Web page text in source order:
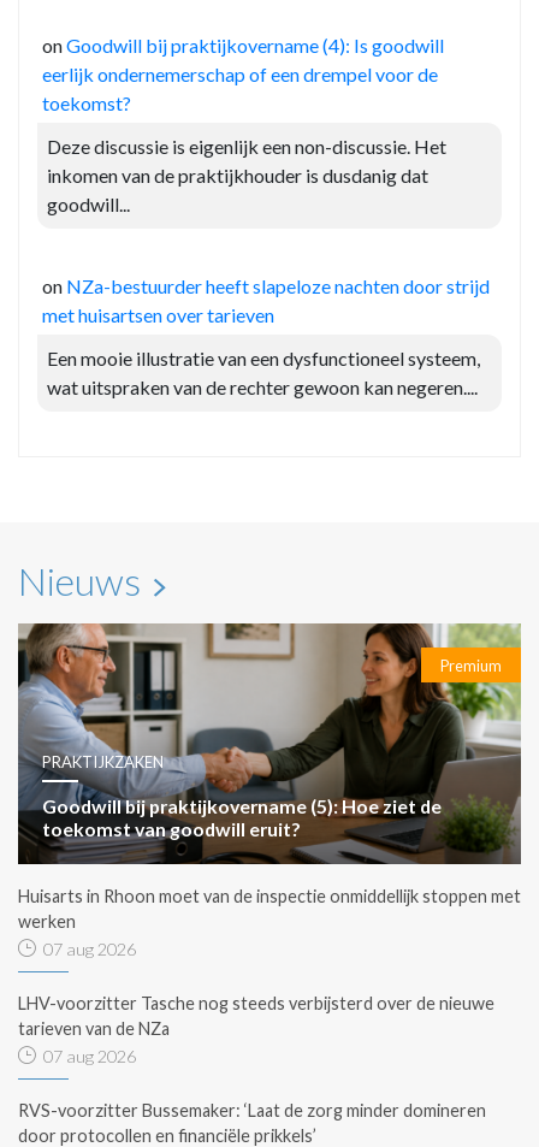
onGoodwill bij praktijkovername (4): Is goodwill
eerlijk ondernemerschap of een drempel voor de
toekomst?
Deze discussie is eigenlijk een non-discussie. Het
inkomen van de praktijkhouder is dusdanig dat
goodwill...
on NZa-bestuurder heeft slapeloze nachten door strijd
met huisartsen over tarieven
Een mooie illustratie van een dysfunctioneel systeem,
wat uitspraken van de rechter gewoon kan negeren....
Nieuws
Premium
PRAKTIJKZAKEN
Goodwill bij praktijkovername (5): Hoe ziet de
toekomst van goodwill eruit?
Huisarts in Rhoon moet van de inspectie onmiddellijk stoppen met
werken
07 aug 2026
LHV-voorzitter Tasche nog steeds verbijsterd over de nieuwe
tarieven van de NZa
07 aug 2026
RVS-voorzitter Bussemaker: ‘Laat de zorg minder domineren
door protocollen en financiële prikkels’